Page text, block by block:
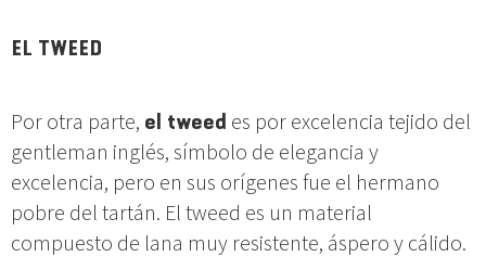
EL TWEED
Por otra parte, el tweed es por excelencia tejido del
gentleman inglés, símbolo de elegancia y
excelencia, pero en sus orígenes fue el hermano
pobre del tartán. El tweed es un material
compuesto de lana muy resistente, áspero y cálido.